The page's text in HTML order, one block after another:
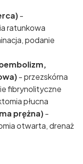
-
ratunkowa
podanie
- przezskórna
fibrynolityczne
płucna
prężna)-
otwarta, drenaż